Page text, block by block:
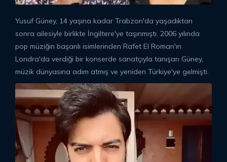
Yusuf Güney, 14 yaşına kadar Trabzon'da yaşadıktan
sonra ailesiyle birlikte İngiltere'ye taşınmıştı. 2006 yılında
pop müziğin başarılı isimlerinden Rafet El Roman'ın
Londra'da verdiği bir konserde sanatçıyla tanışan Güney,
müzik dünyasına adım atmış ve yeniden Türkiye'ye gelmişti.